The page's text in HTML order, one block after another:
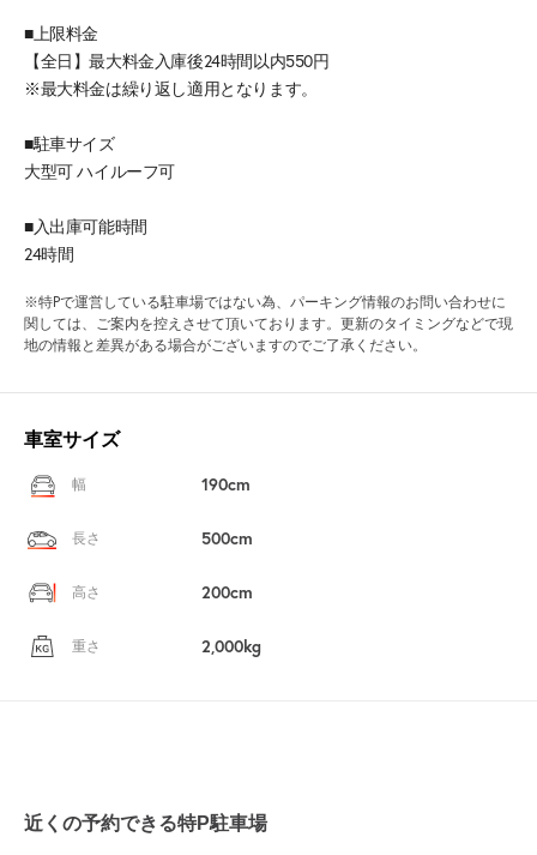
■上限料金
【全日】最大料金入庫後24時間以内550円
※最大料金は繰り返し適用となります。
■駐車サイズ
大型可 ハイルーフ可
■入出庫可能時間
24時間
※特Pで運営している駐車場ではない為、パーキング情報のお問い合わせに
関しては、ご案内を控えさせて頂いております。更新のタイミングなどで現
地の情報と差異がある場合がございますのでご了承ください。
車室サイズ
幅 190cm
長さ 500cm
高さ 200cm
重さ 2,000kg
近くの予約できる特P駐車場